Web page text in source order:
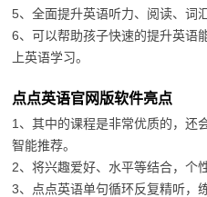
5、全面提升英语听力、阅读、词
6、可以帮助孩子快速的提升英语
上英语学习。
点点英语官网版软件亮点
1、其中的课程是非常优质的，还
智能推荐。
2、将兴趣爱好、水平等结合，个
3、点点英语单句循环反复精听，